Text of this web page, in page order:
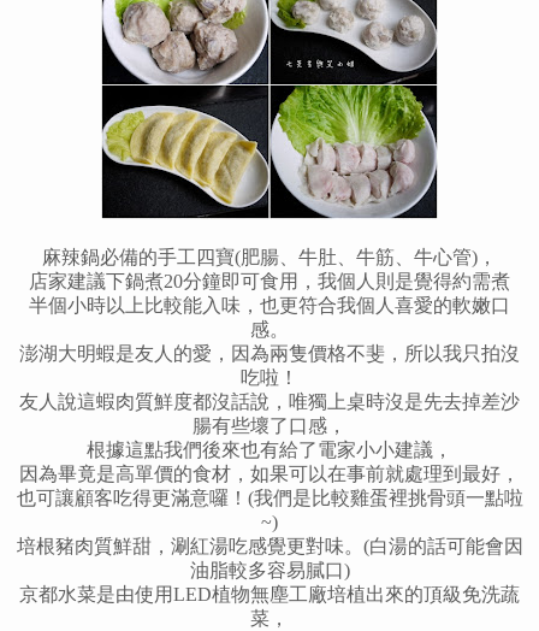
麻辣鍋必備的手工四寶(肥腸、牛肚、牛筋、牛心管)，
店家建議下鍋煮20分鐘即可食用， 我個人則是覺得約需煮
半個小時以上比較能入味，也更符合我個人喜愛的軟嫩口
感。
澎湖大明蝦是友人的愛，因為兩隻價格不斐，所以我只拍沒
吃啦 ！
友人說這蝦肉質鮮度都沒話說，唯獨上桌時沒是先去掉差沙
腸有些壞了口感，
根據這點我們後來也有給了電家小小建議，
因為畢竟是高單價的食材，如果可以在事前就處理到最好，
也可讓顧客吃得更滿意囉 ！ (我們是比較雞蛋裡挑骨頭一點啦
~)
培根豬肉質鮮甜，涮紅湯吃感覺更對味。 (白湯的話可能會因
油脂較多容易膩口)
京都水菜是由使用LED植物無塵工廠培植出來的頂級免洗蔬
菜，